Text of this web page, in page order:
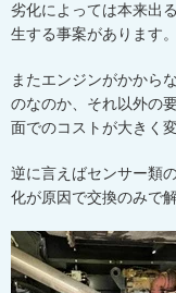
劣化によっては本来出
生する事案があります。
またエンジンがかから
のなのか、それ以外の
面でのコストが大きく
逆に言えばセンサー類
化が原因で交換のみで